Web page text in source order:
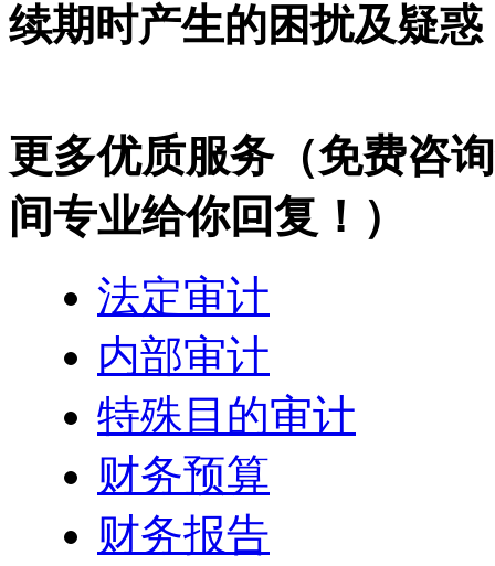
续期时产生的困扰及疑惑
更多优质服务（免费咨
间专业给你回复！）
法定审计
内部审计
特殊目的审计
财务预算
财务报告